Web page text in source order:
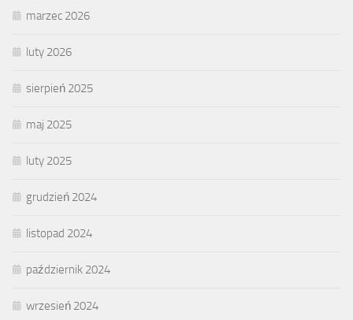
marzec 2026
luty 2026
sierpień 2025
maj 2025
luty 2025
grudzień 2024
listopad 2024
październik 2024
wrzesień 2024